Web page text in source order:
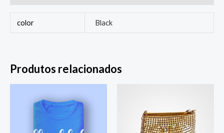
color Black
Produtos relacionados